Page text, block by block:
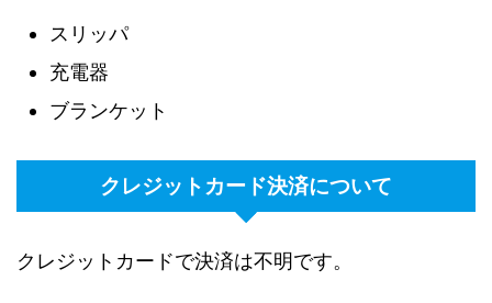
スリッパ
充電器
ブランケット
クレジットカード決済について
クレジットカードで決済は不明です。